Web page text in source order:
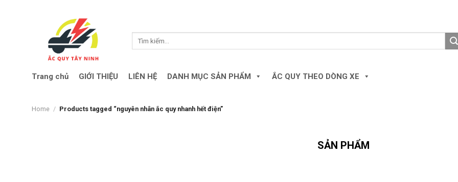
Trang chủ GIỚI THIỆU LIÊN HỆ DANH MỤC SẢN PHẨM ẮC QUY THEO DÒNG XE
Home / Products tagged “nguyên nhân ắc quy nhanh hết điện”
SẢN PHẨM